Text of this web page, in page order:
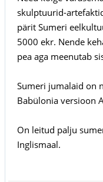
skulptuurid-
pärit Sumeri
5000 ekr. Nende
pea aga meenutab
Sumeri jumalaid on
Babülonia versioon
On leitud palju
Inglismaal.